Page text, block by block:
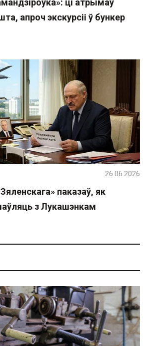
ці атрымаў
апроч экскурсіі ў бункер
паказаў, як
з Лукашэнкам
26.06.2026